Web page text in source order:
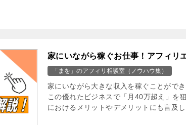
家にいながら稼ぐお仕事！アフィリ
「まを」のアフィリ相談室（ノウハウ集）
家にいながら大きな収入を稼ぐことがで
この優れたビジネスで「月40万超え」を
におけるメリットやデメリットにも言及